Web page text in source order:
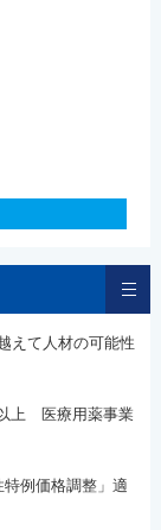
えて人材の可能性
上 医療用薬事業
例価格調整」適